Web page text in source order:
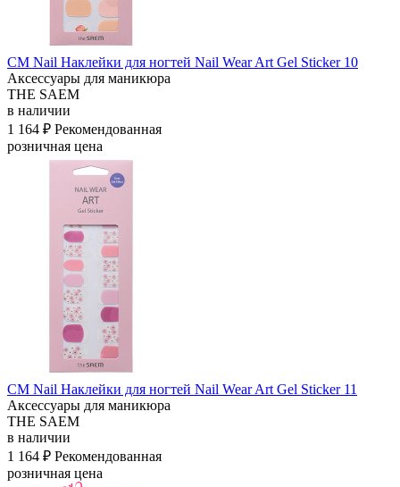
СМ Nail Наклейки для ногтей Nail Wear Art Gel Sticker 10
Аксессуары для маникюра
THE SAEM
в наличии
1 164 ₽ Рекомендованная
розничная цена
СМ Nail Наклейки для ногтей Nail Wear Art Gel Sticker 11
Аксессуары для маникюра
THE SAEM
в наличии
1 164 ₽ Рекомендованная
розничная цена